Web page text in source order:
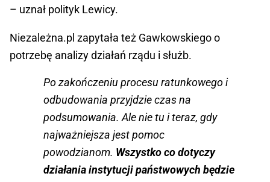
– uznał polityk Lewicy.
Niezależna.pl zapytała też Gawkowskiego o
potrzebę analizy działań rządu i służb.
Po zakończeniu procesu ratunkowego i
odbudowania przyjdzie czas na
podsumowania. Ale nie tu i teraz, gdy
najważniejsza jest pomoc
powodzianom. Wszystko co dotyczy
działania instytucji państwowych będzie